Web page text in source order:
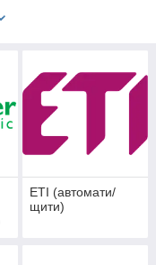
ETI (автомати/
щити)